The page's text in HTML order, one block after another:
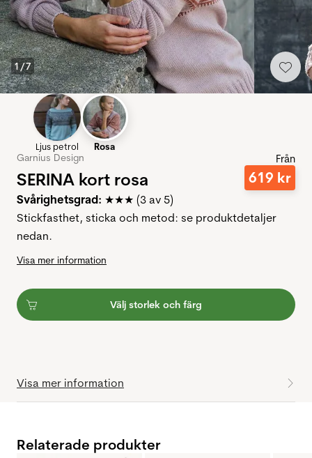
1/7
Ljus petrol Rosa
Garnius Design
SERINA kort rosa
Från
619 kr
Svårighetsgrad: ★★★ (3 av 5)
Stickfasthet, sticka och metod: se produktdetaljer
nedan.
Visa mer information
Välj storlek och färg
Visa mer information
Relaterade produkter